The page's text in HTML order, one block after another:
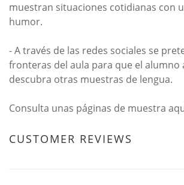
muestran situaciones cotidianas con
humor.
- A través de las redes sociales se
fronteras del aula para que el alumno
descubra otras muestras de lengua.
Consulta unas páginas de muestra
CUSTOMER REVIEWS